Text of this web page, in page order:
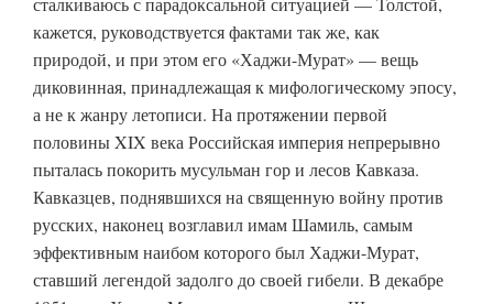
кажется, руководствуется фактами так же, как
природой, и при этом его «Хаджи-Мурат» — вещь
диковинная, принадлежащая к мифологическому эпосу,
а не к жанру летописи. На протяжении первой
половины XIX века Российская империя непрерывно
пыталась покорить мусульман гор и лесов Кавказа.
Кавказцев, поднявшихся на священную войну против
русских, наконец возглавил имам Шамиль, самым
эффективным наибом которого был Хаджи-Мурат,
ставший легендой задолго до своей гибели. В декабре